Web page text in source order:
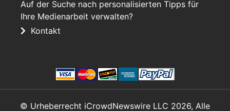
Auf der Suche nach personalisierten Tipps für
Ihre Medienarbeit verwalten?
Kontakt
© Urheberrecht iCrowdNewswire LLC 2026, Alle